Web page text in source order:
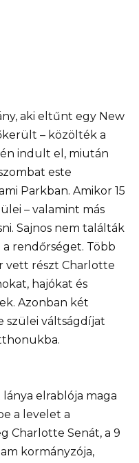
aki eltűnt egy New
– közölték a
indult el, miután
este
Parkban. Amikor 15
– valamint más
Sajnos nem találták
rendőrséget. Több
vett részt Charlotte
hajókat és
Azonban két
szülei váltságdíjat
elrablója maga
a levelet a
Charlotte Senát, a 9
kormányzója,